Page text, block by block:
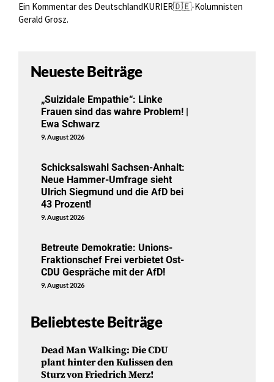
Ein Kommentar des DeutschlandKURIER🇩🇪-Kolumnisten
Gerald Grosz.
Neueste Beiträge
„Suizidale Empathie“: Linke
Frauen sind das wahre Problem! |
Ewa Schwarz
9. August 2026
Schicksalswahl Sachsen-Anhalt:
Neue Hammer-Umfrage sieht
Ulrich Siegmund und die AfD bei
43 Prozent!
9. August 2026
Betreute Demokratie: Unions-
Fraktionschef Frei verbietet Ost-
CDU Gespräche mit der AfD!
9. August 2026
Beliebteste Beiträge
Dead Man Walking: Die CDU
plant hinter den Kulissen den
Sturz von Friedrich Merz!